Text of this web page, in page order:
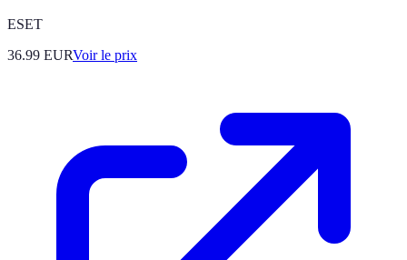
ESET
36.99 EURVoir le prix